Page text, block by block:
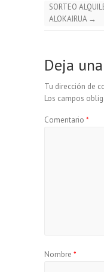
SORTEO
ALOKAIRUA →
Deja
Tu dirección de
Los campos
Comentario *
Nombre *